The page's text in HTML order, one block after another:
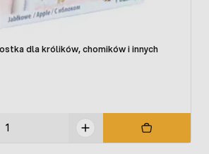
dla królików, chomików i innych